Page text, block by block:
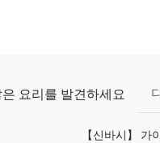
요리를 발견하세요
【신바시】 가